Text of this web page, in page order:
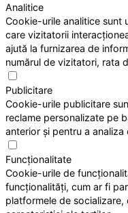
Analitice
Cookie-urile analitice sunt
care vizitatorii
ajută la furnizarea de
numărul de vizitatori, rata
Publicitare
Cookie-urile publicitare
reclame personalizate pe
anterior și pentru a
Funcționalitate
Cookie-urile de
funcționalități, cum ar fi
platformele de